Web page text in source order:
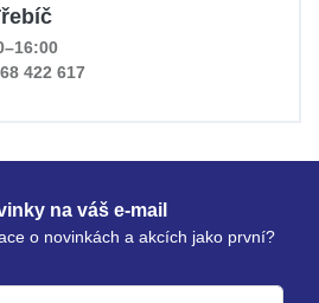
422 617
na váš e-mail
o novinkách a akcích jako první?